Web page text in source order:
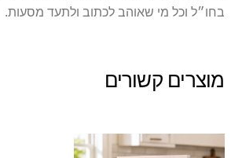
בחו״ל וכל מי שאוהב לכתוב ולתעד מסעות.
מוצרים קשורים